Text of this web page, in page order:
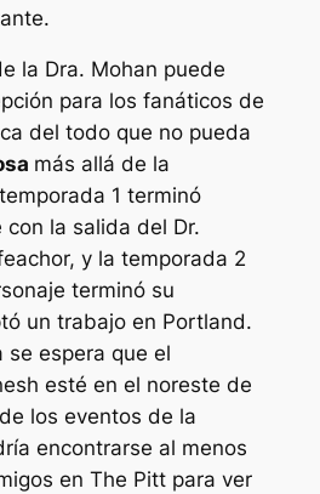
la Dra. Mohan puede
para los fanáticos de
del todo que no pueda
más allá de la
1 terminó
la salida del Dr.
y la temporada 2
terminó su
un trabajo en Portland.
se espera que el
esté en el noreste de
los eventos de la
encontrarse al menos
en The Pitt para ver